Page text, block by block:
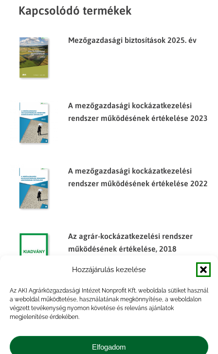
Hozzájárulás kezelése
Az AKI Agrárközgazdasági Intézet Nonprofit Kft. weboldala sütiket használ
a weboldal működtetése, használatának megkönnyítése, a weboldalon
végzett tevékenység nyomon követése és releváns ajánlatok
megjelenítése érdekében.
Elfogadom
Kapcsolódó termékek
Mezőgazdasági biztosítások 2025. év
A mezőgazdasági kockázatkezelési
rendszer működésének értékelése 2023
A mezőgazdasági kockázatkezelési
rendszer működésének értékelése 2022
Az agrár-kockázatkezelési rendszer
működésének értékelése, 2018
Az agrár-kockázatkezelési rendszer
működésének értékelése, 2016